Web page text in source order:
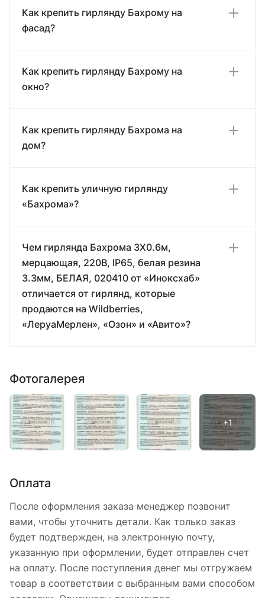
Как крепить гирлянду Бахрому на
фасад?
Как крепить гирлянду Бахрому на
окно?
Как крепить гирлянду Бахрома на
дом?
Как крепить уличную гирлянду
«Бахрома»?
Чем гирлянда Бахрома 3X0.6м,
мерцающая, 220В, IP65, белая резина
3.3мм, БЕЛАЯ, 020410 от «Иноксхаб»
отличается от гирлянд, которые
продаются на Wildberries,
«ЛеруаМерлен», «Озон» и «Авито»?
Фотогалерея
Оплата
После оформления заказа менеджер позвонит
вами, чтобы уточнить детали. Как только заказ
будет подтвержден, на электронную почту,
указанную при оформлении, будет отправлен счет
на оплату. После поступления денег мы отгружаем
товар в соответствии с выбранным вами способом